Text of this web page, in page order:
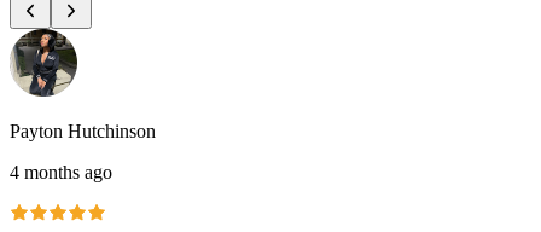
Payton Hutchinson
4 months ago